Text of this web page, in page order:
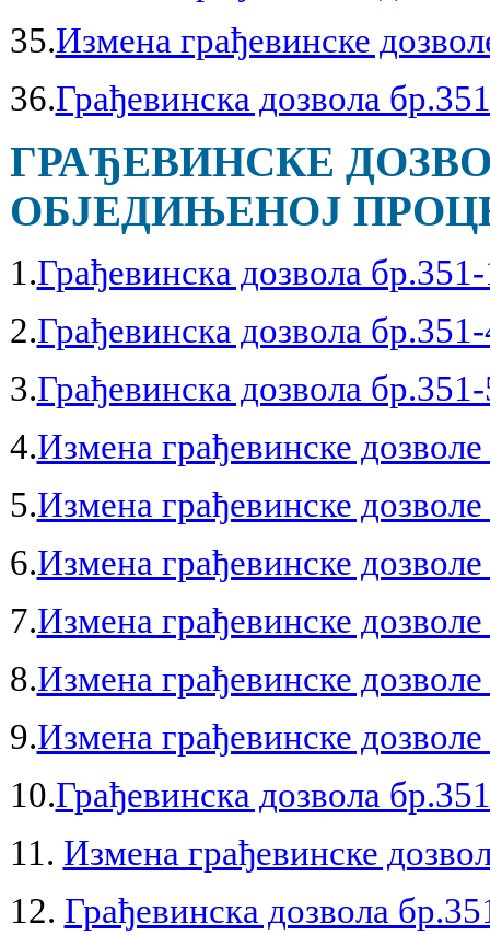
35.Измена грађевинске
36.Грађевинска дозвола
ГРАЂЕВИНСКЕ
ОБЈЕДИЊЕНОЈ
1.Грађевинска дозвола
2.Грађевинска дозвола
3.Грађевинска дозвола
4.Измена грађевинске
5.Измена грађевинске
6.Измена грађевинске
7.Измена грађевинске
8.Измена грађевинске
9.Измена грађевинске
10.Грађевинска дозвола
11. Измена грађевинске
12. Грађевинска дозвола